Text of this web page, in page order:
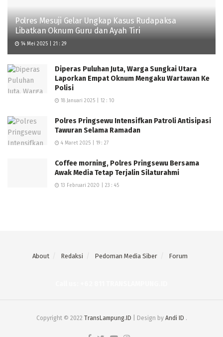
Polres Mesuji Gelar Ungkap Kasus Rudapaksa
Libatkan Oknum Guru dan Ayah Tiri
14 Mei 2025 | 21 : 29
Diperas Puluhan Juta, Warga Sungkai Utara
Laporkan Empat Oknum Mengaku Wartawan Ke
Polisi
18 Januari 2025 | 12 : 10
Polres Pringsewu Intensifkan Patroli Antisipasi
Tawuran Selama Ramadan
4 Maret 2025 | 19 : 27
Coffee morning, Polres Pringsewu Bersama
Awak Media Tetap Terjalin Silaturahmi
13 Februari 2020 | 23 : 45
About Redaksi Pedoman Media Siber Forum
Copyright © 2022 TransLampung.ID | Design by Andi ID .